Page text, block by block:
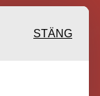
STÄNG